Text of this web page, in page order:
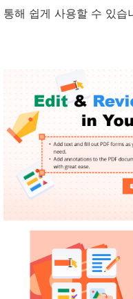
통해 쉽게 사용할 수 있습